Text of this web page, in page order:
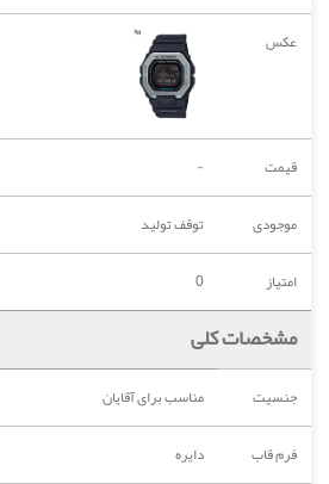
عکس
قیمت
-
موجودی
توقف تولید
امتیاز
0
مشخصات کلی
جنسیت
مناسب برای آقایان
فرم قاب
دایره